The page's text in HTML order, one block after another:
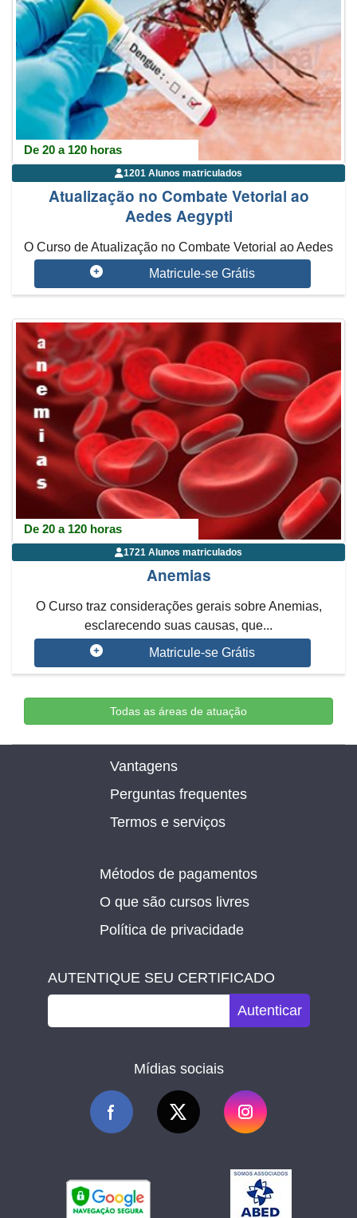
De 20 a 120 horas
1201 Alunos matriculados
Atualização no Combate Vetorial ao
Aedes Aegypti
O Curso de Atualização no Combate Vetorial ao Aedes
Aegypti visa a erradica...
Matricule-se Grátis
De 20 a 120 horas
1721 Alunos matriculados
Anemias
O Curso traz considerações gerais sobre Anemias,
esclarecendo suas causas, que...
Matricule-se Grátis
Todas as áreas de atuação
Vantagens
Perguntas frequentes
Termos e serviços
Métodos de pagamentos
O que são cursos livres
Política de privacidade
AUTENTIQUE SEU CERTIFICADO
Autenticar
Mídias sociais